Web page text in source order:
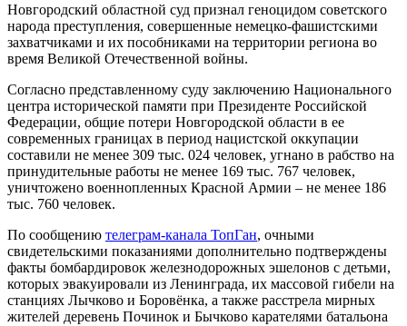
Новгородский областной суд признал геноцидом советского
народа преступления, совершенные немецко-фашистскими
захватчиками и их пособниками на территории региона во
время Великой Отечественной войны.
Согласно представленному суду заключению Национального
центра исторической памяти при Президенте Российской
Федерации, общие потери Новгородской области в ее
современных границах в период нацистской оккупации
составили не менее 309 тыс. 024 человек, угнано в рабство на
принудительные работы не менее 169 тыс. 767 человек,
уничтожено военнопленных Красной Армии – не менее 186
тыс. 760 человек.
По сообщению телеграм-канала ТопГан, очными
свидетельскими показаниями дополнительно подтверждены
факты бомбардировок железнодорожных эшелонов с детьми,
которых эвакуировали из Ленинграда, их массовой гибели на
станциях Лычково и Боровёнка, а также расстрела мирных
жителей деревень Починок и Бычково карателями батальона